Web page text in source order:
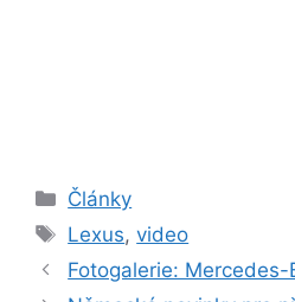
Rubriky
Články
Štítky
Lexus,video
Fotogalerie: